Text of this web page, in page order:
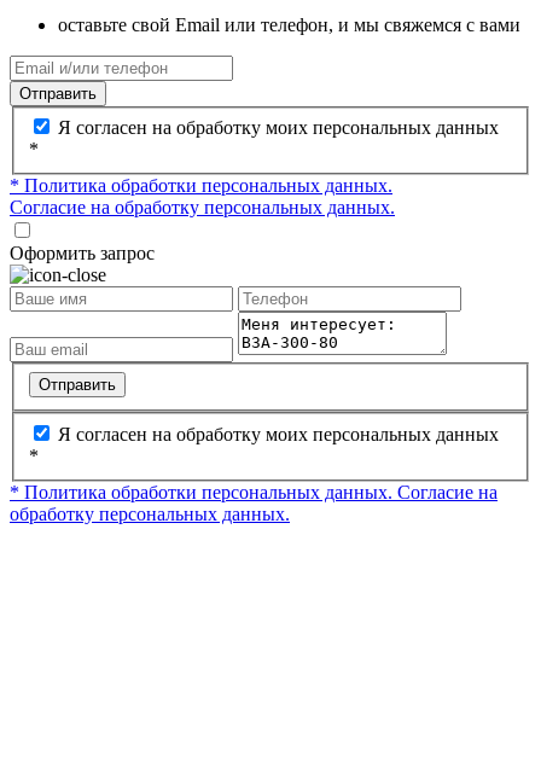
оставьте свой Email или телефон, и мы свяжемся с вами
Отправить
Я согласен на обработку моих персональных данных
*
* Политика обработки персональных данных.
Согласие на обработку персональных данных.
Оформить запрос
Отправить
Я согласен на обработку моих персональных данных
*
* Политика обработки персональных данных. Согласие на
обработку персональных данных.